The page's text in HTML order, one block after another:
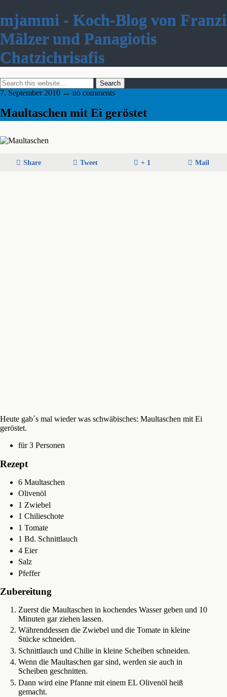
mjammi - Koch-Blog von Franzi
Mälzer und Panagiotis
Chatzichrisafis
7. September 2010 ↔ no comments
Maultaschen mit Ei geröstet
Share Tweet + 1 Mail
Heute gab´s mal wieder was schwäbisches: Maultaschen mit Ei
geröstet.
für 3 Personen
Rezept
6 Maultaschen
Olivenöl
1 Zwiebel
1 Chilieschote
1 Tomate
1 Bd. Schnittlauch
4 Eier
Salz
Pfeffer
Zubereitung
Zuerst die Maultaschen in kochendes Wasser geben und 10
Minuten gar ziehen lassen.
Währenddessen die Zwiebel und die Tomate in kleine
Stücke schneiden.
Schnittlauch und Chilie in kleine Scheiben schneiden.
Wenn die Maultaschen gar sind, werden sie auch in
Scheiben geschnitten.
Dann wird eine Pfanne mit einem EL Olivenöl heiß
gemacht.